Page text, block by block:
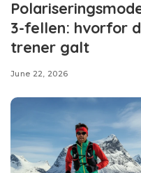
3-fellen: hvorfor
trener galt
June 22, 2026